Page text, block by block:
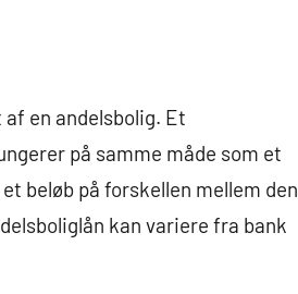
en andelsbolig. Et
på samme måde som et
beløb på forskellen mellem den
kan variere fra bank